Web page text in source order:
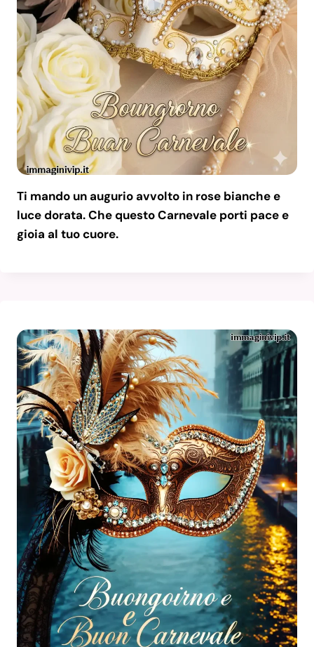
Ti mando un augurio avvolto in rose bianche e
luce dorata. Che questo Carnevale porti pace e
gioia al tuo cuore.